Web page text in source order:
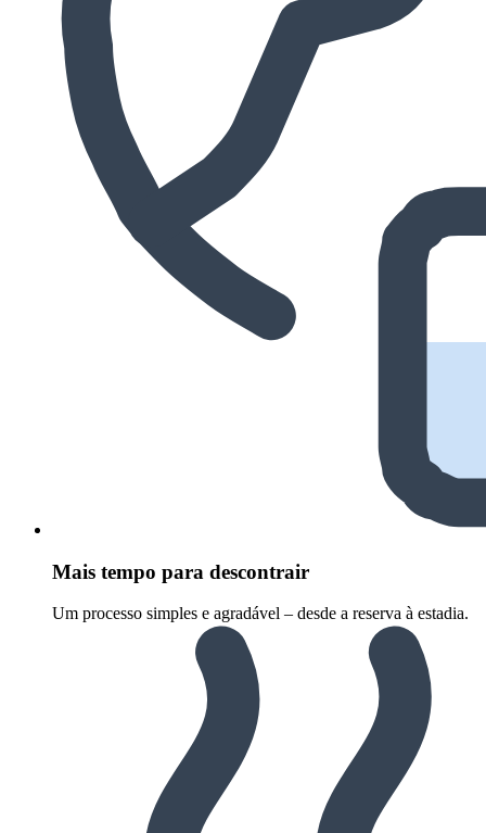
Mais tempo para descontrair
Um processo simples e agradável – desde a reserva à estadia.